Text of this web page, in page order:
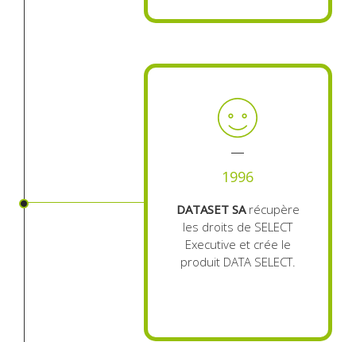
1996
DATASET SArécupère
les droits de SELECT
Executive et crée le
produit DATA SELECT.